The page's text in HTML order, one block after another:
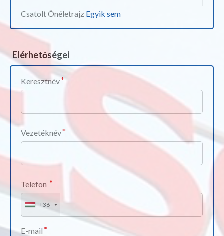
Csatolt Önéletrajz Egyik sem
Elérhetőségei
Keresztnév
Vezetéknév
Telefon
+36
E-mail